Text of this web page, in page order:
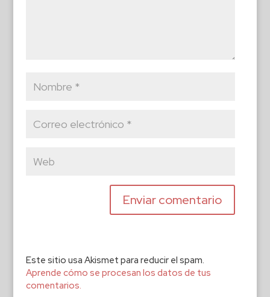
Este sitio usa Akismet para reducir el spam.
Aprende cómo se procesan los datos de tus
comentarios.